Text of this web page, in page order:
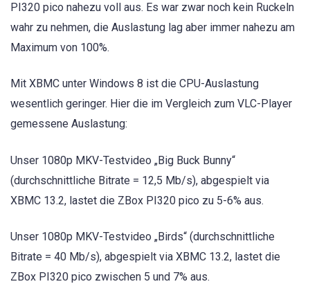
PI320 pico nahezu voll aus. Es war zwar noch kein Ruckeln
wahr zu nehmen, die Auslastung lag aber immer nahezu am
Maximum von 100%.
Mit XBMC unter Windows 8 ist die CPU-Auslastung
wesentlich geringer. Hier die im Vergleich zum VLC-Player
gemessene Auslastung:
Unser 1080p MKV-Testvideo „Big Buck Bunny“
(durchschnittliche Bitrate = 12,5 Mb/s), abgespielt via
XBMC 13.2, lastet die ZBox PI320 pico zu 5-6% aus.
Unser 1080p MKV-Testvideo „Birds“ (durchschnittliche
Bitrate = 40 Mb/s), abgespielt via XBMC 13.2, lastet die
ZBox PI320 pico zwischen 5 und 7% aus.